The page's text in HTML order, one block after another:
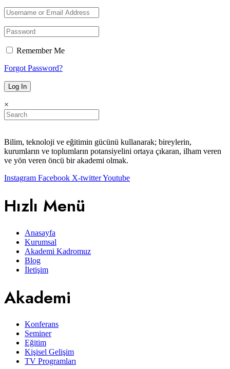
Remember Me
Forgot Password?
×
Bilim, teknoloji ve eğitimin gücünü kullanarak; bireylerin,
kurumların ve toplumların potansiyelini ortaya çıkaran, ilham veren
ve yön veren öncü bir akademi olmak.
Instagram Facebook X-twitterYoutube
Hızlı Menü
Anasayfa
Kurumsal
Akademi Kadromuz
Blog
İletişim
Akademi
Konferans
Seminer
Eğitim
Kişisel Gelişim
TV Programları